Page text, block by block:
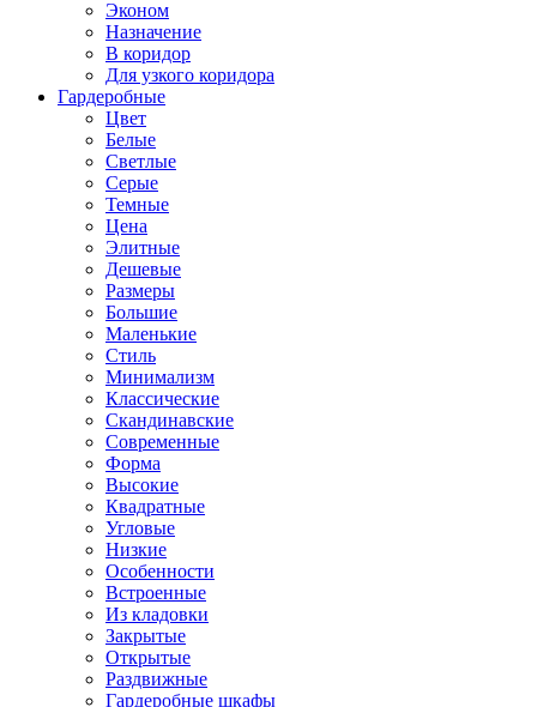
Эконом
Назначение
В коридор
Для узкого коридора
Гардеробные
Цвет
Белые
Светлые
Серые
Темные
Цена
Элитные
Дешевые
Размеры
Большие
Маленькие
Стиль
Минимализм
Классические
Скандинавские
Современные
Форма
Высокие
Квадратные
Угловые
Низкие
Особенности
Встроенные
Из кладовки
Закрытые
Открытые
Раздвижные
Гардеробные шкафы